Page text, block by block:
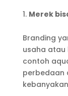
Merek
Branding
usaha atau
contoh
perbedaan